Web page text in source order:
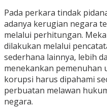
Pada perkara tindak
adanya kerugian negara
melalui perhitungan.
dilakukan melalui
sederhana lainnya, lebih
menekankan pemenuhan
korupsi harus dipahami
perbuatan melawan
negara.